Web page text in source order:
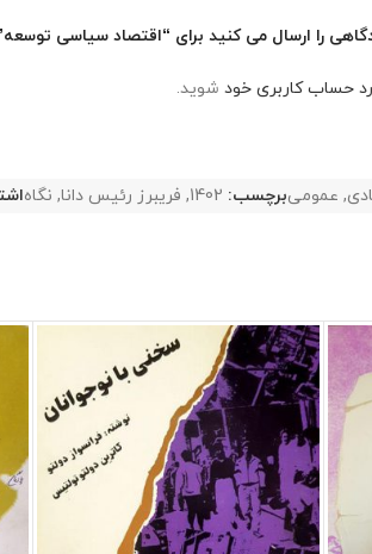
را ارسال می کنید برای “اقتصاد سیاسی
حساب کاربری خود شوید.
, عمومیبرچسب: 1402
, فریبرز رئیس دانا, نگاه